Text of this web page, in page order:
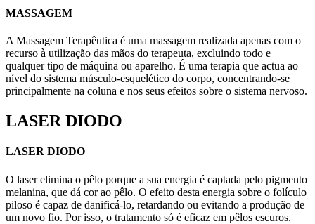
MASSAGEM
A Massagem Terapêutica é uma massagem realizada apenas com o
recurso à utilização das mãos do terapeuta, excluindo todo e
qualquer tipo de máquina ou aparelho. É uma terapia que actua ao
nível do sistema músculo-esquelético do corpo, concentrando-se
principalmente na coluna e nos seus efeitos sobre o sistema nervoso.
LASER DIODO
LASER DIODO
O laser elimina o pêlo porque a sua energia é captada pelo pigmento
melanina, que dá cor ao pêlo. O efeito desta energia sobre o folículo
piloso é capaz de danificá-lo, retardando ou evitando a produção de
um novo fio. Por isso, o tratamento só é eficaz em pêlos escuros.